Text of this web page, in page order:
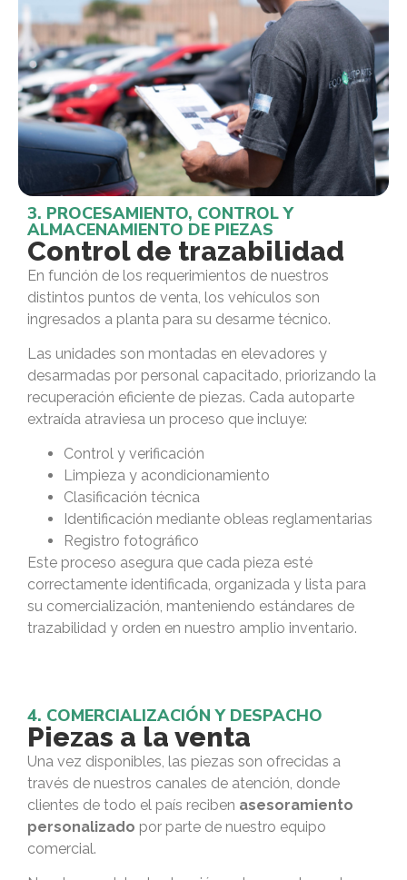
3. PROCESAMIENTO, CONTROL Y
ALMACENAMIENTO DE PIEZAS
Control de trazabilidad
En función de los requerimientos de nuestros
distintos puntos de venta, los vehículos son
ingresados a planta para su desarme técnico.
Las unidades son montadas en elevadores y
desarmadas por personal capacitado, priorizando la
recuperación eficiente de piezas. Cada autoparte
extraída atraviesa un proceso que incluye:
Control y verificación
Limpieza y acondicionamiento
Clasificación técnica
Identificación mediante obleas reglamentarias
Registro fotográfico
Este proceso asegura que cada pieza esté
correctamente identificada, organizada y lista para
su comercialización, manteniendo estándares de
trazabilidad y orden en nuestro amplio inventario.
4. COMERCIALIZACIÓN Y DESPACHO
Piezas a la venta
Una vez disponibles, las piezas son ofrecidas a
través de nuestros canales de atención, donde
clientes de todo el país reciben asesoramiento
personalizado por parte de nuestro equipo
comercial.